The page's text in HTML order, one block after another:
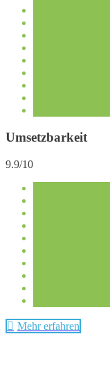
Umsetzbarkeit
9.9/10
Mehr erfahren